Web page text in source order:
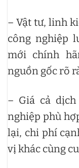
– Vật tư, linh
công nghiệp
mới chính
nguồn gốc rõ
– Giá cả
nghiệp phù
lại, chi phí
vị khác cùng